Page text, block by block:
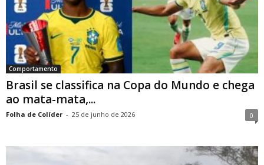
Comportamento
Brasil se classifica na Copa do Mundo e chega
ao mata-mata,...
Folha de Colíder - 25 de junho de 2026 0